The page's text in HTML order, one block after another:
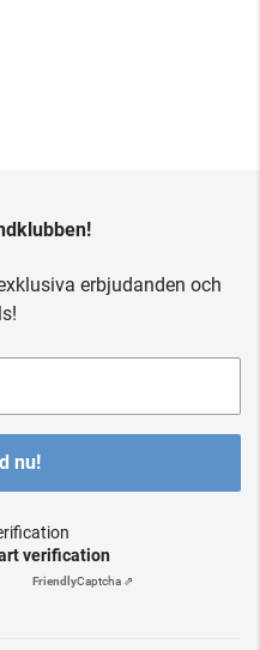
erbjudanden och
nu!
verification
FriendlyCaptcha ⇗